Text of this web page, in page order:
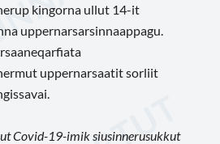
kingorna ullut 14-it
uppernarsarsinnaappagu.
uppernarsaatit sorliit
Covid-19-imik siusinnerusukkut